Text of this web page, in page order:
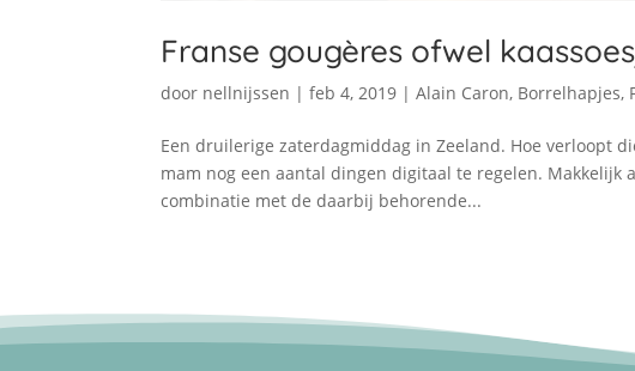
Franse gougères ofwel
door nellnijssen |feb 4, 2019 |Alain Caron, Borrelhapjes,
Een druilerige zaterdagmiddag in Zeeland. Hoe verloopt
mam nog een aantal dingen digitaal te regelen. Makkelijk
combinatie met de daarbij behorende...